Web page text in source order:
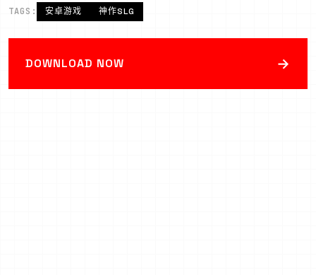
TAGS: 安卓游戏 神作SLG
DOWNLOAD NOW →